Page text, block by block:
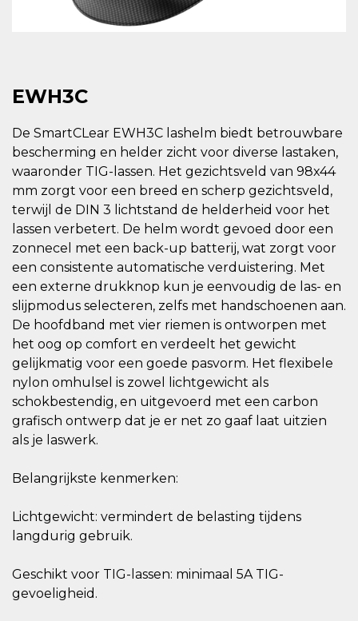
EWH3C
De SmartCLear EWH3C lashelm biedt betrouwbare
bescherming en helder zicht voor diverse lastaken,
waaronder TIG-lassen. Het gezichtsveld van 98x44
mm zorgt voor een breed en scherp gezichtsveld,
terwijl de DIN 3 lichtstand de helderheid voor het
lassen verbetert. De helm wordt gevoed door een
zonnecel met een back-up batterij, wat zorgt voor
een consistente automatische verduistering. Met
een externe drukknop kun je eenvoudig de las- en
slijpmodus selecteren, zelfs met handschoenen aan.
De hoofdband met vier riemen is ontworpen met
het oog op comfort en verdeelt het gewicht
gelijkmatig voor een goede pasvorm. Het flexibele
nylon omhulsel is zowel lichtgewicht als
schokbestendig, en uitgevoerd met een carbon
grafisch ontwerp dat je er net zo gaaf laat uitzien
als je laswerk.
Belangrijkste kenmerken:
Lichtgewicht: vermindert de belasting tijdens
langdurig gebruik.
Geschikt voor TIG-lassen: minimaal 5A TIG-
gevoeligheid.